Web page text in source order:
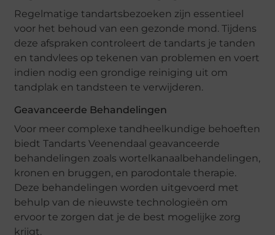
Regelmatige tandartsbezoeken zijn essentieel
voor het behoud van een gezonde mond. Tijdens
deze afspraken controleert de tandarts je tanden
en tandvlees op tekenen van problemen en voert
indien nodig een grondige reiniging uit om
tandplak en tandsteen te verwijderen.
Geavanceerde Behandelingen
Voor meer complexe tandheelkundige behoeften
biedt Tandarts Veenendaal geavanceerde
behandelingen zoals wortelkanaalbehandelingen,
kronen en bruggen, en parodontale therapie.
Deze behandelingen worden uitgevoerd met
behulp van de nieuwste technologieën om
ervoor te zorgen dat je de best mogelijke zorg
krijgt.